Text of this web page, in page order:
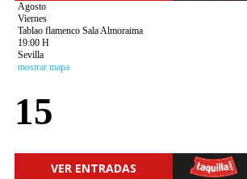
Agosto
Viernes
Tablao flamenco Sala Almoraima
19:00 H
Sevilla
mostrar mapa
15
VER ENTRADAS